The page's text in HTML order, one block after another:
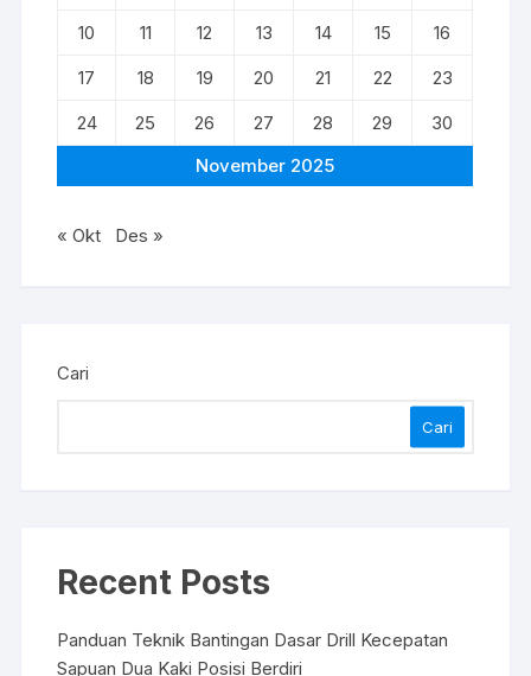
November 2025
10
11 12 13 14 15
16
17
18 19 20 21 22
23
24
25 26 27 28 29 30
« Okt Des »
Cari
Cari
Recent Posts
Panduan Teknik Bantingan Dasar Drill Kecepatan
Sapuan Dua Kaki Posisi Berdiri